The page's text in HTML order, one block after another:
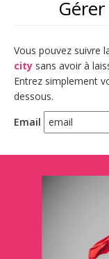
Vous pouvez suivre
city sans avoir à
Entrez simplement
dessous.
Email